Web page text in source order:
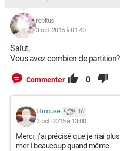
rebitus
3 oct. 2015 à 01:40
Salut,
Vous avez combien de
Commenter 0
titmouse 16
3 oct. 2015 à 13:00
Merci, j'ai précisé que je n'ai
mer I beaucoup quand même